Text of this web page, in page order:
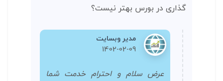
گذاری در بورس بهتر نیست؟
مدیر وبسایت
1402-02-09
عرض سلام و احترام خدمت شما